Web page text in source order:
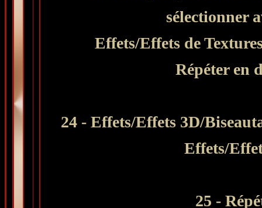
sélectionner
Effets/Effets de
Répéter en
24 - Effets/Effets 3D/
Effets/
25 -